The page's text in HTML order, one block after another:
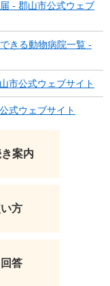
- 郡山市公式ウェブ
きる動物病院一覧 -
市公式ウェブサイト
式ウェブサイト
案内
方
答